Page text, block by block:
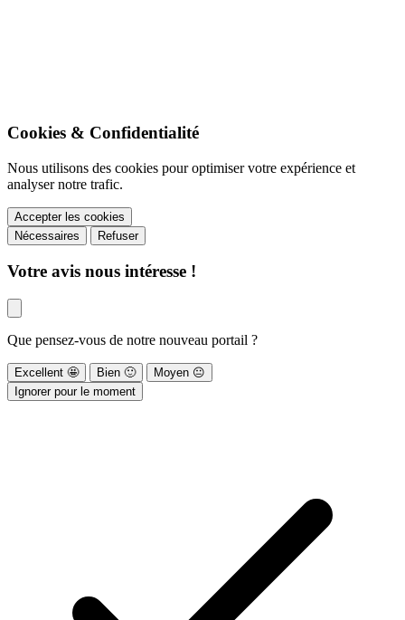
Cookies & Confidentialité
Nous utilisons des cookies pour optimiser votre expérience et
analyser notre trafic.
Accepter les cookies
Nécessaires
Refuser
Votre avis nous intéresse !
Que pensez-vous de notre nouveau portail ?
Excellent 🤩 Bien 🙂 Moyen 😐
Ignorer pour le moment